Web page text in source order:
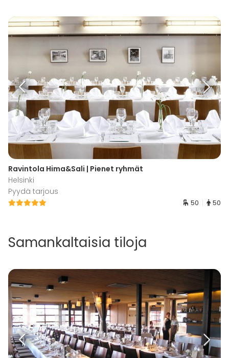
Ravintola Hima&Sali | Pienet ryhmät
Helsinki
Pyydä tarjous
50 50
Samankaltaisia tiloja